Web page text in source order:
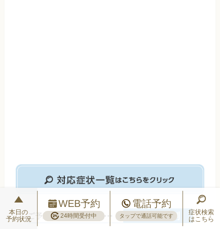
本日の
予約状況
WEB予約
24時間受付中
電話予約
タップで通話可能です
症状検索
はこちら